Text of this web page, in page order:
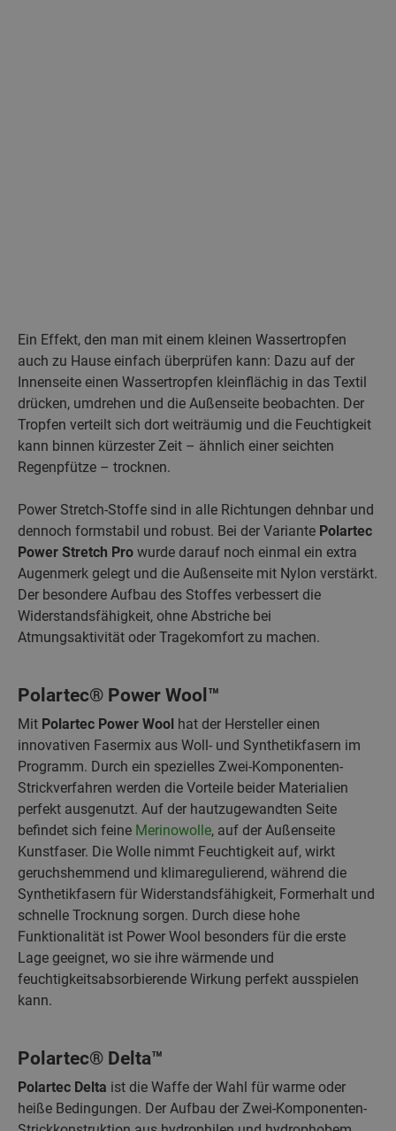
Ein Effekt, den man mit einem kleinen Wassertropfen
auch zu Hause einfach überprüfen kann: Dazu auf der
Innenseite einen Wassertropfen kleinflächig in das Textil
drücken, umdrehen und die Außenseite beobachten. Der
Tropfen verteilt sich dort weiträumig und die Feuchtigkeit
kann binnen kürzester Zeit – ähnlich einer seichten
Regenpfütze – trocknen.
Power Stretch-Stoffe sind in alle Richtungen dehnbar und
dennoch formstabil und robust. Bei der Variante Polartec
Power Stretch Pro wurde darauf noch einmal ein extra
Augenmerk gelegt und die Außenseite mit Nylon verstärkt.
Der besondere Aufbau des Stoffes verbessert die
Widerstandsfähigkeit, ohne Abstriche bei
Atmungsaktivität oder Tragekomfort zu machen.
Polartec® Power Wool™
Mit Polartec Power Wool hat der Hersteller einen
innovativen Fasermix aus Woll- und Synthetikfasern im
Programm. Durch ein spezielles Zwei-Komponenten-
Strickverfahren werden die Vorteile beider Materialien
perfekt ausgenutzt. Auf der hautzugewandten Seite
befindet sich feine Merinowolle, auf der Außenseite
Kunstfaser. Die Wolle nimmt Feuchtigkeit auf, wirkt
geruchshemmend und klimaregulierend, während die
Synthetikfasern für Widerstandsfähigkeit, Formerhalt und
schnelle Trocknung sorgen. Durch diese hohe
Funktionalität ist Power Wool besonders für die erste
Lage geeignet, wo sie ihre wärmende und
feuchtigkeitsabsorbierende Wirkung perfekt ausspielen
kann.
Polartec® Delta™
Polartec Delta ist die Waffe der Wahl für warme oder
heiße Bedingungen. Der Aufbau der Zwei-Komponenten-